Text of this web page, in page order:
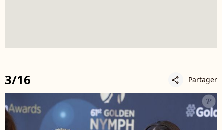
3/16 share Partager